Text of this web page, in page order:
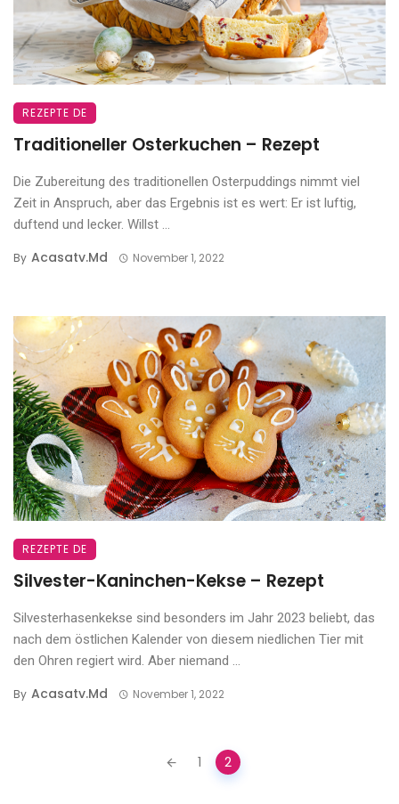
REZEPTE DE
Traditioneller Osterkuchen – Rezept
Die Zubereitung des traditionellen Osterpuddings nimmt viel
Zeit in Anspruch, aber das Ergebnis ist es wert: Er ist luftig,
duftend und lecker. Willst ...
By Acasatv.md November 1, 2022
REZEPTE DE
Silvester-Kaninchen-Kekse – Rezept
Silvesterhasenkekse sind besonders im Jahr 2023 beliebt, das
nach dem östlichen Kalender von diesem niedlichen Tier mit
den Ohren regiert wird. Aber niemand ...
By Acasatv.md November 1, 2022
1 2